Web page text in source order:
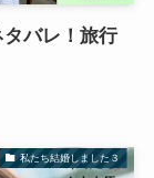
タバレ！旅行
私たち結婚しました３